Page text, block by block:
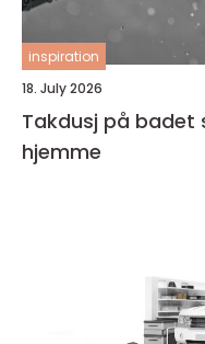
inspiration
18. July 2026
Takdusj på badet slik skaper du spafølelse
hjemme